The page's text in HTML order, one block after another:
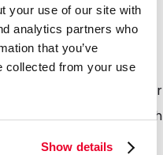
your use of our site with
analytics partners who
that you’ve
collected from your use
Show details
aus fünf natürlichen
nicht nur auf
sondern auch direkt
Farben des Papiers für
wird gleichzeitig durch
optimaler Schutz